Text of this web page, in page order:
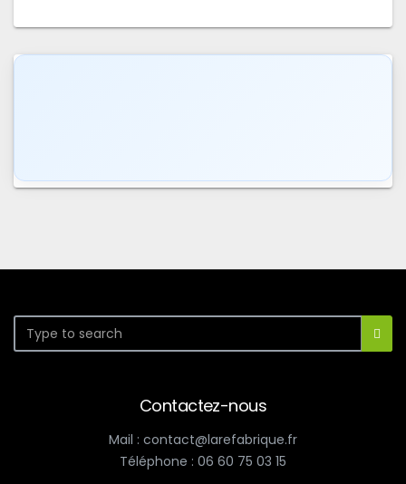
Contactez-nous
Mail : contact@larefabrique.fr
Téléphone : 06 60 75 03 15